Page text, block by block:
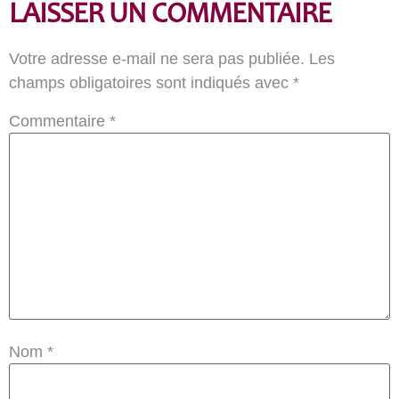
LAISSER UN COMMENTAIRE
Votre adresse e-mail ne sera pas publiée. Les
champs obligatoires sont indiqués avec *
Commentaire *
Nom *